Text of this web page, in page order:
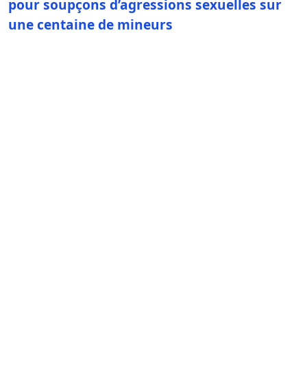
pour soupçons d’agressions sexuelles sur
une centaine de mineurs